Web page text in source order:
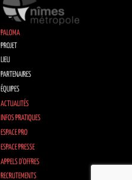
PALOMA
PROJET
LIEU
PARTENAIRES
ÉQUIPES
ACTUALITÉS
INFOS PRATIQUES
ESPACE PRO
ESPACE PRESSE
APPELS D’OFFRES
RECRUTEMENTS